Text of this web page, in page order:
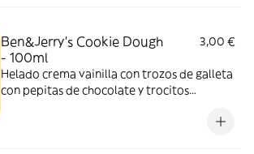
Ben&Jerry’s Cookie Dough
- 100ml
3,00 €
Helado crema vainilla con trozos de galleta
con pepitas de chocolate y trocitos